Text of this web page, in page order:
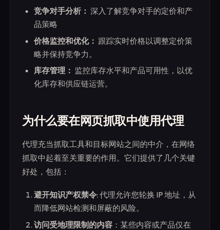
竞争对手分析： 深入了解竞争对手的定价和产
品策略
价格监控和优化： 跟踪实时价格以调整定价策
略并保持竞争力。
库存管理： 监控库存水平和产品可用性，以优
化库存和供应链运营。
为什么要在网页抓取中使用代理
代理充当抓取工具和目标网站之间的中介，在网络
抓取中起着至关重要的作用。它们提供了几个关键
好处，包括：
避开知识产权禁令: 代理允许您轮换 IP 地址，从
而降低网站检测和屏蔽的风险。
访问受地理限制的内容 ：某些内容或产品仅在